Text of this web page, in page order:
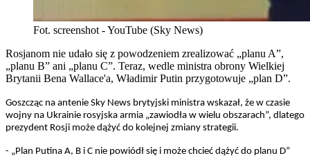
Fot. screenshot - YouTube (Sky News)
Rosjanom nie udało się z powodzeniem zrealizować „planu A”,
„planu B” ani „planu C”. Teraz, wedle ministra obrony Wielkiej
Brytanii Bena Wallace'a, Władimir Putin przygotowuje „plan D”.
Goszcząc na antenie Sky News brytyjski ministra wskazał, że w czasie
wojny na Ukrainie rosyjska armia „zawiodła w wielu obszarach”, dlatego
prezydent Rosji może dążyć do kolejnej zmiany strategii.
- „Plan Putina A, B i C nie powiódł się i może chcieć dążyć do planu D”